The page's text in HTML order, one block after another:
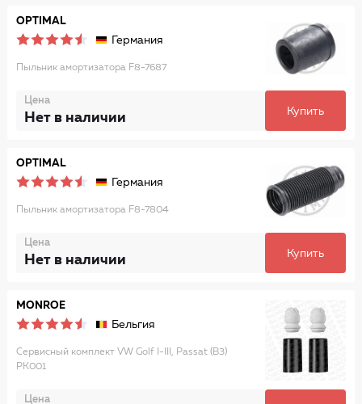
OPTIMAL
Германия
Пыльник амортизатора F8-7687
Цена
Нет в наличии Купить
OPTIMAL
Германия
Пыльник амортизатора F8-7804
Цена
Нет в наличии Купить
MONROE
Бельгия
Сервисный комплект VW Golf I-III, Passat (B3)
PK001
Цена